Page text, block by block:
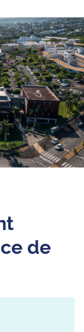
de